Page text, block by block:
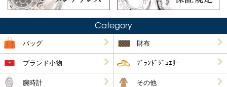
Category
バッグ 財布
ブランド小物 ﾌﾞﾗﾝﾄﾞｼﾞｭｴﾘｰ
腕時計 その他